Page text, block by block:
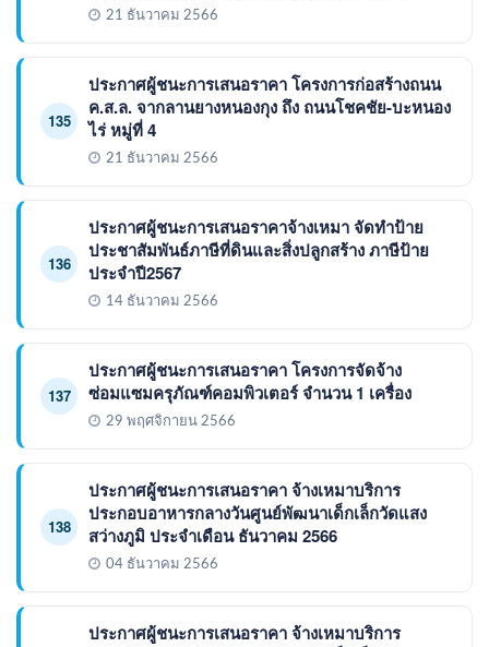
21 ธันวาคม 2566
135
ประกาศผู้ชนะการเสนอราคา โครงการก่อสร้างถนน
ค.ส.ล. จากลานยางหนองกุง ถึง ถนนโชคชัย-บะหนอง
ไร่ หมู่ที่ 4
21 ธันวาคม 2566
136
ประกาศผู้ชนะการเสนอราคาจ้างเหมา จัดทำป้าย
ประชาสัมพันธ์ภาษีที่ดินและสิ่งปลูกสร้าง ภาษีป้าย
ประจำปี2567
14 ธันวาคม 2566
137
ประกาศผู้ชนะการเสนอราคา โครงการจัดจ้าง
ซ่อมแซมครุภัณฑ์คอมพิวเตอร์ จำนวน 1 เครื่อง
29 พฤศจิกายน 2566
138
ประกาศผู้ชนะการเสนอราคา จ้างเหมาบริการ
ประกอบอาหารกลางวันศูนย์พัฒนาเด็กเล็กวัดแสง
สว่างภูมิ ประจำเดือน ธันวาคม 2566
04 ธันวาคม 2566
ประกาศผู้ชนะการเสนอราคา จ้างเหมาบริการ